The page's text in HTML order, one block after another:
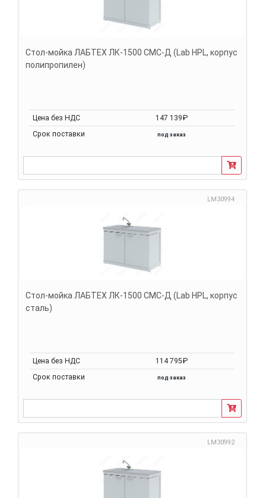
Стол-мойка ЛАБТЕХ ЛК-1500 СМС-Д (Lab HPL, корпус
полипропилен)
Цена без НДС
147 139₽
Срок поставки
под заказ
LM30994
Стол-мойка ЛАБТЕХ ЛК-1500 СМС-Д (Lab HPL, корпус
сталь)
Цена без НДС
114 795₽
Срок поставки
под заказ
LM30992